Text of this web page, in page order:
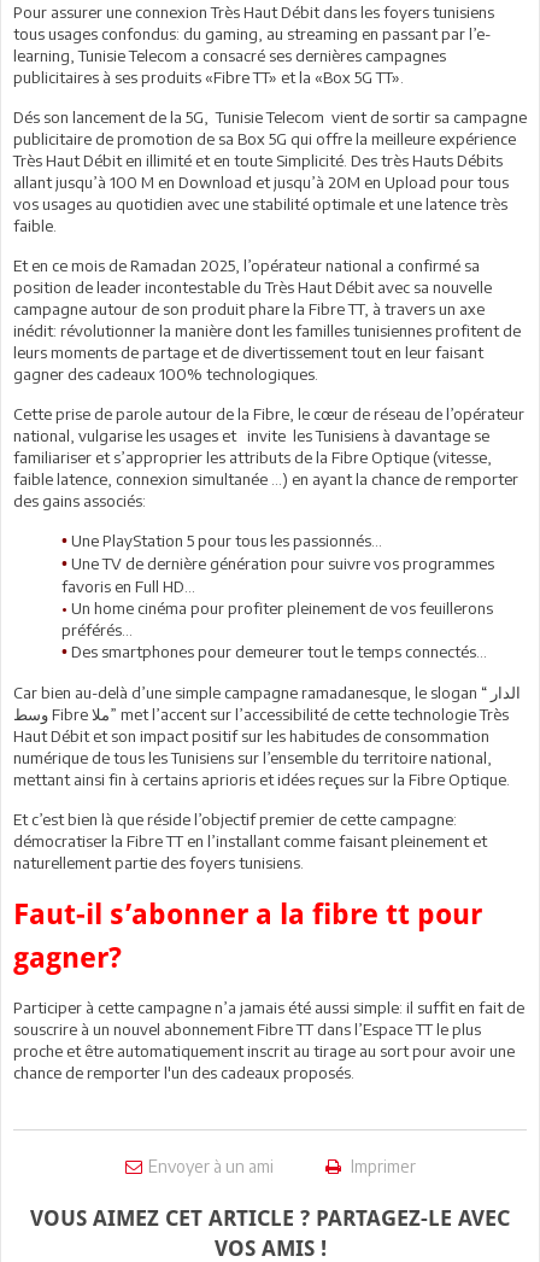
Pour assurer une connexion Très Haut Débit dans les foyers tunisiens
tous usages confondus: du gaming, au streaming en passant par l’e-
learning, Tunisie Telecom a consacré ses dernières campagnes
publicitaires à ses produits «Fibre TT» et la «Box 5G TT».
Dés son lancement de la 5G, Tunisie Telecom vient de sortir sa campagne
publicitaire de promotion de sa Box 5G qui offre la meilleure expérience
Très Haut Débit en illimité et en toute Simplicité. Des très Hauts Débits
allant jusqu’à 100 M en Download et jusqu’à 20M en Upload pour tous
vos usages au quotidien avec une stabilité optimale et une latence très
faible.
Et en ce mois de Ramadan 2025, l’opérateur national a confirmé sa
position de leader incontestable du Très Haut Débit avec sa nouvelle
campagne autour de son produit phare la Fibre TT, à travers un axe
inédit: révolutionner la manière dont les familles tunisiennes profitent de
leurs moments de partage et de divertissement tout en leur faisant
gagner des cadeaux 100% technologiques.
Cette prise de parole autour de la Fibre, le cœur de réseau de l’opérateur
national, vulgarise les usages et invite les Tunisiens à davantage se
familiariser et s’approprier les attributs de la Fibre Optique (vitesse,
faible latence, connexion simultanée ...) en ayant la chance de remporter
des gains associés:
• Une PlayStation 5 pour tous les passionnés...
• Une TV de dernière génération pour suivre vos programmes
favoris en Full HD...
• Un home cinéma pour profiter pleinement de vos feuillerons
préférés...
• Des smartphones pour demeurer tout le temps connectés...
Car bien au-delà d’une simple campagne ramadanesque, le slogan “ الدار
وسط Fibre ملا” met l’accent sur l’accessibilité de cette technologie Très
Haut Débit et son impact positif sur les habitudes de consommation
numérique de tous les Tunisiens sur l’ensemble du territoire national,
mettant ainsi fin à certains aprioris et idées reçues sur la Fibre Optique.
Et c’est bien là que réside l’objectif premier de cette campagne:
démocratiser la Fibre TT en l’installant comme faisant pleinement et
naturellement partie des foyers tunisiens.
Faut-il s’abonner a la fibre tt pour
gagner?
Participer à cette campagne n’a jamais été aussi simple: il suffit en fait de
souscrire à un nouvel abonnement Fibre TT dans l’Espace TT le plus
proche et être automatiquement inscrit au tirage au sort pour avoir une
chance de remporter l'un des cadeaux proposés.
Envoyer à un ami Imprimer
VOUS AIMEZ CET ARTICLE ? PARTAGEZ-LE AVEC
VOS AMIS !